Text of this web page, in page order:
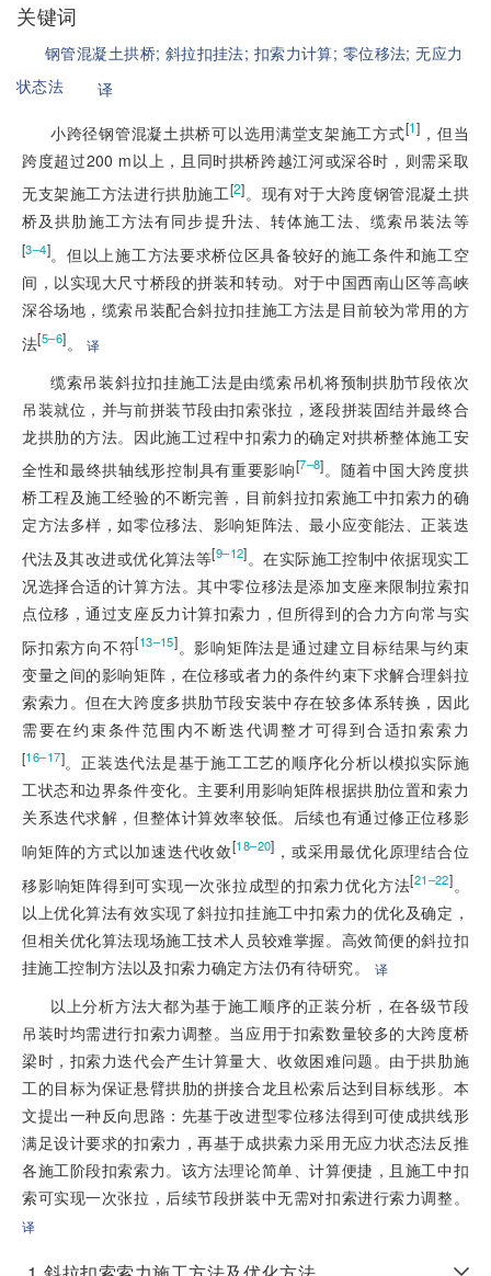
关键词
钢管混凝土拱桥; 斜拉扣挂法; 扣索力计算; 零位移法;无应力
状态法
译
小跨径钢管混凝土拱桥可以选用满堂支架施工方式[1] ，但当
跨度超过200 m以上，且同时拱桥跨越江河或深谷时，则需采取
无支架施工方法进行拱肋施工[2]。现有对于大跨度钢管混凝土拱
桥及拱肋施工方法有同步提升法、转体施工法、缆索吊装法等
[3–4]。但以上施工方法要求桥位区具备较好的施工条件和施工空
间，以实现大尺寸桥段的拼装和转动。对于中国西南山区等高峡
深谷场地，缆索吊装配合斜拉扣挂施工方法是目前较为常用的方
法[5–6]。 译
缆索吊装斜拉扣挂施工法是由缆索吊机将预制拱肋节段依次
吊装就位，并与前拼装节段由扣索张拉，逐段拼装固结并最终合
龙拱肋的方法。因此施工过程中扣索力的确定对拱桥整体施工安
全性和最终拱轴线形控制具有重要影响[7–8]。随着中国大跨度拱
桥工程及施工经验的不断完善，目前斜拉扣索施工中扣索力的确
定方法多样，如零位移法、影响矩阵法、最小应变能法、正装迭
代法及其改进或优化算法等[9–12]。在实际施工控制中依据现实工
况选择合适的计算方法。其中零位移法是添加支座来限制拉索扣
点位移，通过支座反力计算扣索力，但所得到的合力方向常与实
际扣索方向不符[13–15]。影响矩阵法是通过建立目标结果与约束
变量之间的影响矩阵，在位移或者力的条件约束下求解合理斜拉
索索力。但在大跨度多拱肋节段安装中存在较多体系转换，因此
需要在约束条件范围内不断迭代调整才可得到合适扣索索力
[16–17]。正装迭代法是基于施工工艺的顺序化分析以模拟实际施
工状态和边界条件变化。主要利用影响矩阵根据拱肋位置和索力
关系迭代求解，但整体计算效率较低。后续也有通过修正位移影
响矩阵的方式以加速迭代收敛[18–20] ，或采用最优化原理结合位
移影响矩阵得到可实现一次张拉成型的扣索力优化方法[21–22]。
以上优化算法有效实现了斜拉扣挂施工中扣索力的优化及确定，
但相关优化算法现场施工技术人员较难掌握。高效简便的斜拉扣
挂施工控制方法以及扣索力确定方法仍有待研究。
译
以上分析方法大都为基于施工顺序的正装分析，在各级节段
吊装时均需进行扣索力调整。当应用于扣索数量较多的大跨度桥
梁时，扣索力迭代会产生计算量大、收敛困难问题。由于拱肋施
工的目标为保证悬臂拱肋的拼接合龙且松索后达到目标线形。本
文提出一种反向思路：先基于改进型零位移法得到可使成拱线形
满足设计要求的扣索力，再基于成拱索力采用无应力状态法反推
各施工阶段扣索索力。该方法理论简单、计算便捷，且施工中扣
索可实现一次张拉，后续节段拼装中无需对扣索进行索力调整。
译